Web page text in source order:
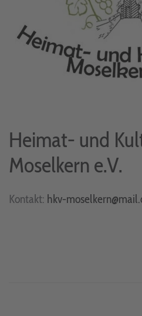
Heimat- und
Moselkern e.V.
Kontakt: hkv-